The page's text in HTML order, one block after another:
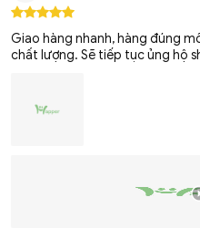
Giao hàng nhanh, hàng đúng
chất lượng. Sẽ tiếp tục ủng hộ